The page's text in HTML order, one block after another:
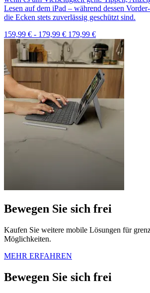
Lesen auf dem iPad – während dessen
die Ecken stets zuverlässig geschützt sind.
159,99 € - 179,99 € 179,99 €
Bewegen Sie sich frei
Kaufen Sie weitere mobile Lösungen für
Möglichkeiten.
MEHR ERFAHREN
Bewegen Sie sich frei